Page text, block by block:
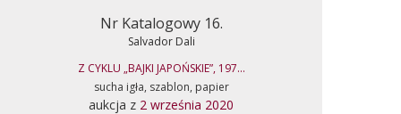
Nr Katalogowy 16.
Salvador Dali
Z CYKLU „BAJKI JAPOŃSKIE”, 197...
sucha igła, szablon, papier
aukcja z 2 września 2020